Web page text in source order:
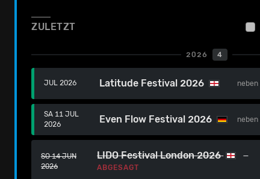
ZULETZT
2026 4
JUL 2026 Latitude Festival 2026 neben
SA 11 JUL
2026
Even Flow Festival 2026 neben
SO 14 JUN
2026
LIDO Festival London 2026
ABGESAGT